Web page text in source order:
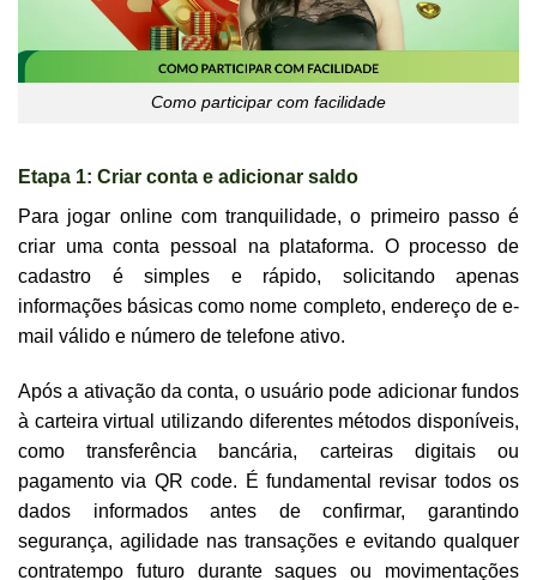
Como participar com facilidade
Etapa 1: Criar conta e adicionar saldo
Para jogar online com tranquilidade, o primeiro passo é
criar uma conta pessoal na plataforma. O processo de
cadastro é simples e rápido, solicitando apenas
informações básicas como nome completo, endereço de e-
mail válido e número de telefone ativo.
Após a ativação da conta, o usuário pode adicionar fundos
à carteira virtual utilizando diferentes métodos disponíveis,
como transferência bancária, carteiras digitais ou
pagamento via QR code. É fundamental revisar todos os
dados informados antes de confirmar, garantindo
segurança, agilidade nas transações e evitando qualquer
contratempo futuro durante saques ou movimentações